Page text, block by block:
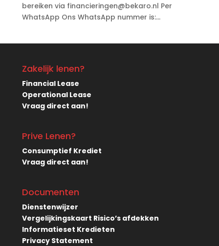
bereiken via financieringen@bekaro.nl Per
WhatsApp Ons WhatsApp nummer is:...
Zakelijk lenen?
Financial Lease
Operational Lease
Vraag direct aan!
Prive Lenen?
Consumptief Krediet
Vraag direct aan!
Documenten
Dienstenwijzer
Vergelijkingskaart Risico’s afdekken
Informatieset Kredieten
Privacy Statement